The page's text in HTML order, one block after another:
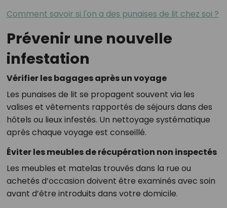
Comment savoir si l'on a des punaises de lit chez soi ?
Prévenir une nouvelle
infestation
Vérifier les bagages après un voyage
Les punaises de lit se propagent souvent via les
valises et vêtements rapportés de séjours dans des
hôtels ou lieux infestés. Un nettoyage systématique
après chaque voyage est conseillé.
Éviter les meubles de récupération non inspectés
Les meubles et matelas trouvés dans la rue ou
achetés d’occasion doivent être examinés avec soin
avant d’être introduits dans votre domicile.